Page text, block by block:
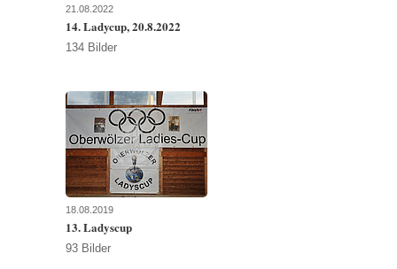
21.08.2022
14. Ladycup, 20.8.2022
134 Bilder
18.08.2019
13. Ladyscup
93 Bilder